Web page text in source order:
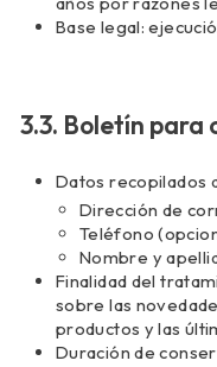
Base legal:
3.3. Boletín para
Datos recopilados
Dirección de
Teléfono
Nombre y
Finalidad del
sobre las
productos y las
Duración de